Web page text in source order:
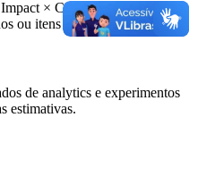
× Confidence ÷ Effort.
ou itens com alcance similar.
de analytics e experimentos
estimativas.